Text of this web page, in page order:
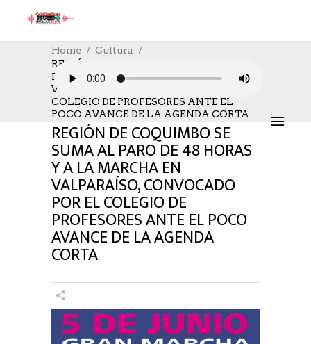
Home
Cultura
REGIÓN DE COQUIMBO SE SUMA AL
PARO DE 48 HORAS Y A LA MARCHA EN
VALPARAÍSO, CONVOCADO POR EL
COLEGIO DE PROFESORES ANTE EL
POCO AVANCE DE LA AGENDA CORTA
CULTURA,CULTURE
04/06/2025
AUTHOR: HECTOR
0 COMMENTS
REGIÓN DE COQUIMBO SE
SUMA AL PARO DE 48 HORAS
Y A LA MARCHA EN
VALPARAÍSO, CONVOCADO
POR EL COLEGIO DE
PROFESORES ANTE EL POCO
AVANCE DE LA AGENDA
CORTA